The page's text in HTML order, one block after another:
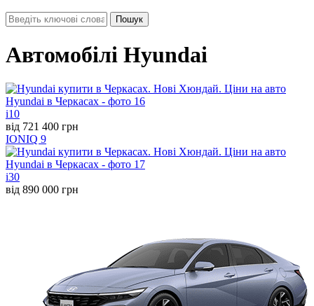
Автомобілі Hyundai
i10
від 721 400 грн
IONIQ 9
i30
від 890 000 грн